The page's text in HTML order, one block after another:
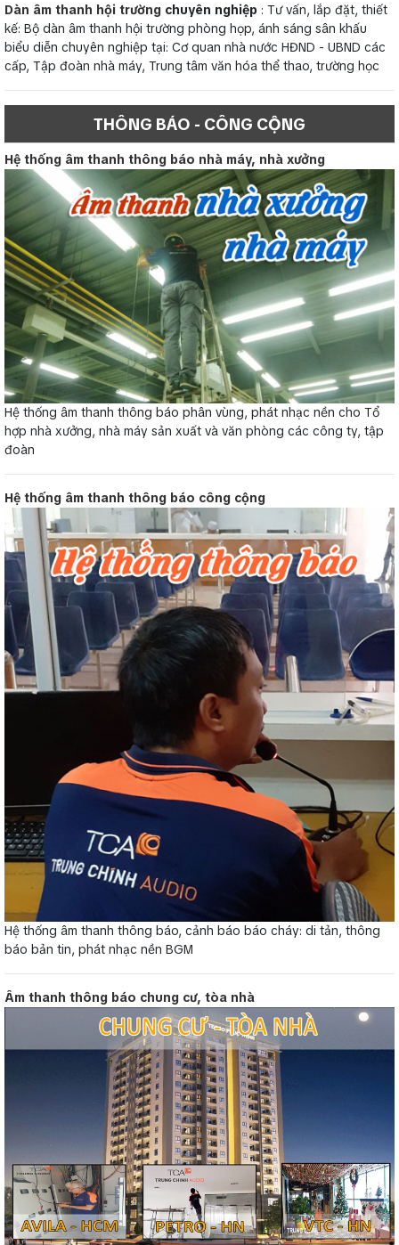
Dàn âm thanh hội trường chuyên nghiệp : Tư vấn, lắp đặt, thiết
kế: Bộ dàn âm thanh hội trường phòng họp, ánh sáng sân khấu
biểu diễn chuyên nghiệp tại: Cơ quan nhà nước HĐND - UBND các
cấp, Tập đoàn nhà máy, Trung tâm văn hóa thể thao, trường học
THÔNG BÁO - CÔNG CỘNG
Hệ thống âm thanh thông báo nhà máy, nhà xưởng
Hệ thống âm thanh thông báo phân vùng, phát nhạc nền cho Tổ
hợp nhà xưởng, nhà máy sản xuất và văn phòng các công ty, tập
đoàn
Hệ thống âm thanh thông báo công cộng
Hệ thống âm thanh thông báo, cảnh báo báo cháy: di tản, thông
báo bản tin, phát nhạc nền BGM
Âm thanh thông báo chung cư, tòa nhà